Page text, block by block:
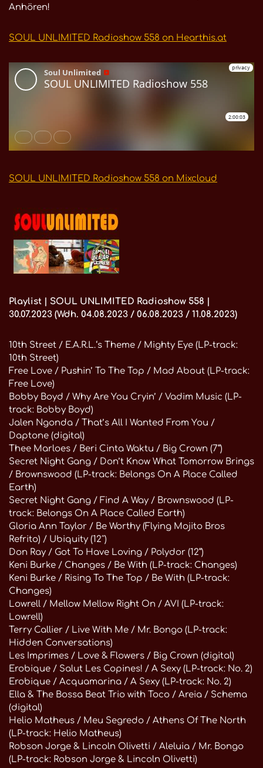
Anhören!
SOUL UNLIMITED Radioshow 558 on Hearthis.at
SOUL UNLIMITED Radioshow 558 on Mixcloud
Playlist | SOUL UNLIMITED Radioshow 558 |
30.07.2023 (Wdh. 04.08.2023 / 06.08.2023 / 11.08.2023)
10th Street / E.A.R.L.‘s Theme / Mighty Eye (LP-track:
10th Street)
Free Love / Pushin’ To The Top / Mad About (LP-track:
Free Love)
Bobby Boyd / Why Are You Cryin’ / Vadim Music (LP-
track: Bobby Boyd)
Jalen Ngonda / That’s All I Wanted From You /
Daptone (digital)
Thee Marloes / Beri Cinta Waktu / Big Crown (7“)
Secret Night Gang / Don’t Know What Tomorrow Brings
/ Brownswood (LP-track: Belongs On A Place Called
Earth)
Secret Night Gang / Find A Way / Brownswood (LP-
track: Belongs On A Place Called Earth)
Gloria Ann Taylor / Be Worthy (Flying Mojito Bros
Refrito) / Ubiquity (12″)
Don Ray / Got To Have Loving / Polydor (12“)
Keni Burke / Changes / Be With (LP-track: Changes)
Keni Burke / Rising To The Top / Be With (LP-track:
Changes)
Lowrell / Mellow Mellow Right On / AVI (LP-track:
Lowrell)
Terry Callier / Live With Me / Mr. Bongo (LP-track:
Hidden Conversations)
Les Imprimes / Love & Flowers / Big Crown (digital)
Erobique / Salut Les Copines! / A Sexy (LP-track: No. 2)
Erobique / Acquamarina / A Sexy (LP-track: No. 2)
Ella & The Bossa Beat Trio with Toco / Areia / Schema
(digital)
Helio Matheus / Meu Segredo / Athens Of The North
(LP-track: Helio Matheus)
Robson Jorge & Lincoln Olivetti / Aleluia / Mr. Bongo
(LP-track: Robson Jorge & Lincoln Olivetti)